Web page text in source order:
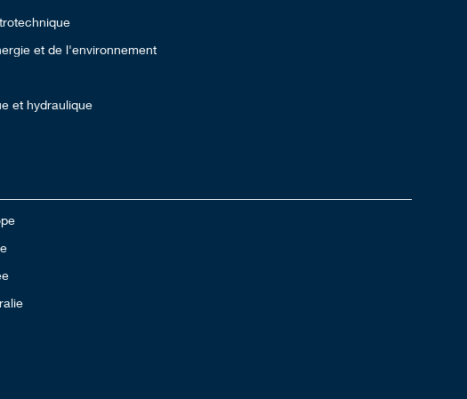
et de l'environnement
et hydraulique